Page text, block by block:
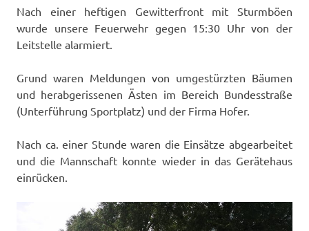
Nach einer heftigen Gewitterfront mit Sturmböen
wurde unsere Feuerwehr gegen 15:30 Uhr von der
Leitstelle alarmiert.
Grund waren Meldungen von umgestürzten Bäumen
und herabgerissenen Ästen im Bereich Bundesstraße
(Unterführung Sportplatz) und der Firma Hofer.
Nach ca. einer Stunde waren die Einsätze abgearbeitet
und die Mannschaft konnte wieder in das Gerätehaus
einrücken.